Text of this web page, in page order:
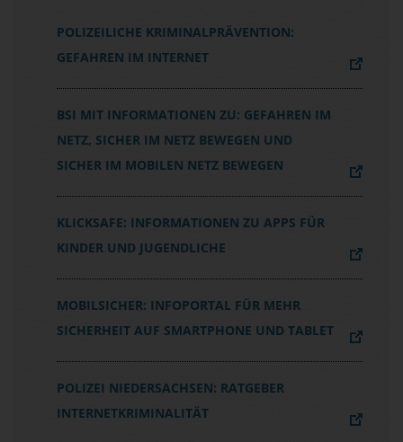
POLIZEILICHE KRIMINALPRÄVENTION:
GEFAHREN IM INTERNET
BSI MIT INFORMATIONEN ZU: GEFAHREN IM
NETZ, SICHER IM NETZ BEWEGEN UND
SICHER IM MOBILEN NETZ BEWEGEN
KLICKSAFE: INFORMATIONEN ZU APPS FÜR
KINDER UND JUGENDLICHE
MOBILSICHER: INFOPORTAL FÜR MEHR
SICHERHEIT AUF SMARTPHONE UND TABLET
POLIZEI NIEDERSACHSEN: RATGEBER
INTERNETKRIMINALITÄT